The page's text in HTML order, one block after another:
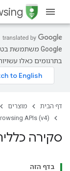
בתרגומים כאלו
דף הבית מוצרים
APIs (v4)
סקירה
בדף הזה